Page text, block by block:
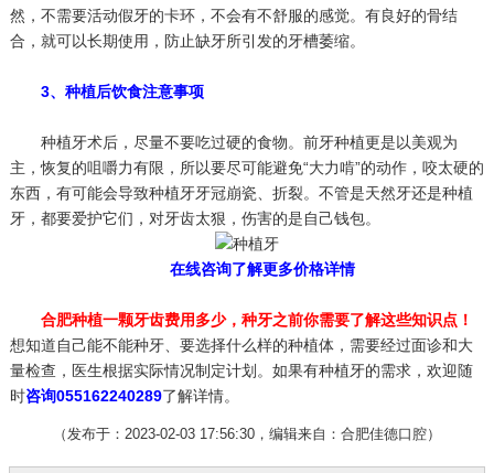
然，不需要活动假牙的卡环，不会有不舒服的感觉。有良好的骨结
合，就可以长期使用，防止缺牙所引发的牙槽萎缩。
3、种植后饮食注意事项
种植牙术后，尽量不要吃过硬的食物。前牙种植更是以美观为
主，恢复的咀嚼力有限，所以要尽可能避免“大力啃”的动作，咬太硬的
东西，有可能会导致种植牙牙冠崩瓷、折裂。不管是天然牙还是种植
牙，都要爱护它们，对牙齿太狠，伤害的是自己钱包。
在线咨询了解更多价格详情
合肥种植一颗牙齿费用多少，种牙之前你需要了解这些知识点！
想知道自己能不能种牙、要选择什么样的种植体，需要经过面诊和大
量检查，医生根据实际情况制定计划。如果有种植牙的需求，欢迎随
时咨询055162240289了解详情。
（发布于：2023-02-03 17:56:30，编辑来自：合肥佳德口腔）